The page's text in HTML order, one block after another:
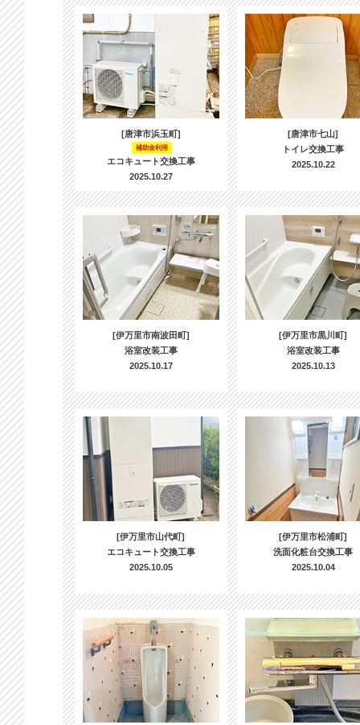
[唐津市浜玉町]
補助金利用
エコキュート交換工事
2025.10.27
[唐津市七山]
トイレ交換工事
2025.10.22
[伊万里市南波田町]
浴室改装工事
2025.10.17
[伊万里市黒川町]
浴室改装工事
2025.10.13
[伊万里市山代町]
エコキュート交換工事
2025.10.05
[伊万里市松浦町]
洗面化粧台交換工事
2025.10.04